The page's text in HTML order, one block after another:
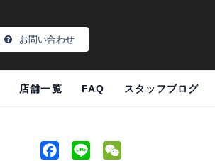
お問い合わせ
店舗一覧 FAQ スタッフブログ